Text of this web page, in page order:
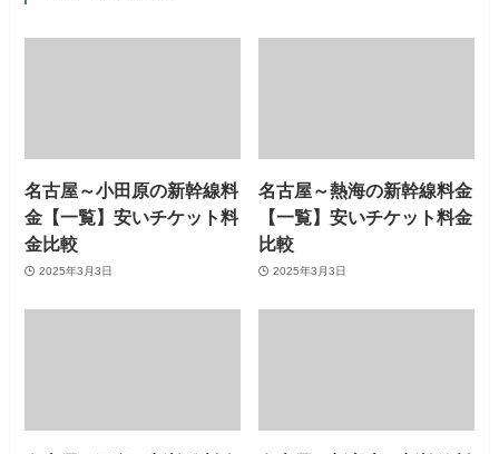
名古屋～小田原の新幹線料
金【一覧】安いチケット料
金比較
2025年3月3日
名古屋～熱海の新幹線料金
【一覧】安いチケット料金
比較
2025年3月3日